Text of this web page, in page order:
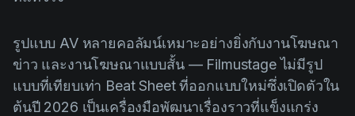
รูปแบบ AV หลายคอลัมน์เหมาะอย่างยิ่งกับงานโฆษณา
ข่าว และงานโฆษณาแบบสั้น — Filmustage ไม่มีรูป
แบบที่เทียบเท่า Beat Sheet ที่ออกแบบใหม่ซึ่งเปิดตัวใน
ต้นปี 2026 เป็นเครื่องมือพัฒนาเรื่องราวที่แข็งแกร่ง